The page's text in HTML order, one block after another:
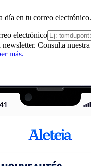
día en tu correo electrónico.
electrónico
Consulta nuestra
más.